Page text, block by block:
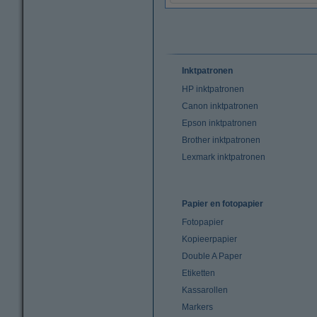
Inktpatronen
HP inktpatronen
Canon inktpatronen
Epson inktpatronen
Brother inktpatronen
Lexmark inktpatronen
Papier en fotopapier
Fotopapier
Kopieerpapier
Double A Paper
Etiketten
Kassarollen
Markers